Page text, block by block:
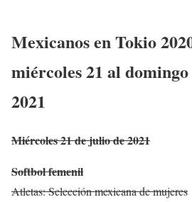
Mexicanos en Tokio
miércoles 21 al
2021
Miércoles 21 de julio de 2021
Softbol femenil
Atletas: Selección mexicana de mujeres